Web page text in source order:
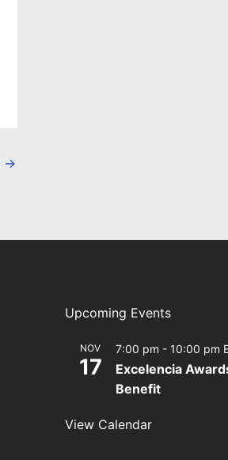
→
Upcoming Events
NOV
17
7:00 pm - 10:00 pm
Excelencia
Benefit
View Calendar